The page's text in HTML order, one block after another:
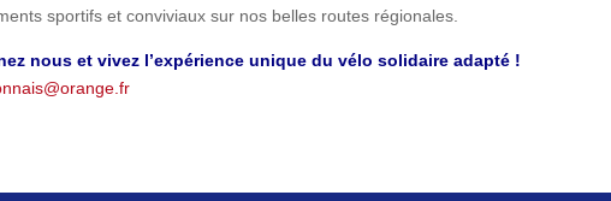
sportifs et conviviaux sur nos belles routes régionales.
nous et vivez l’expérience unique du vélo solidaire adapté !